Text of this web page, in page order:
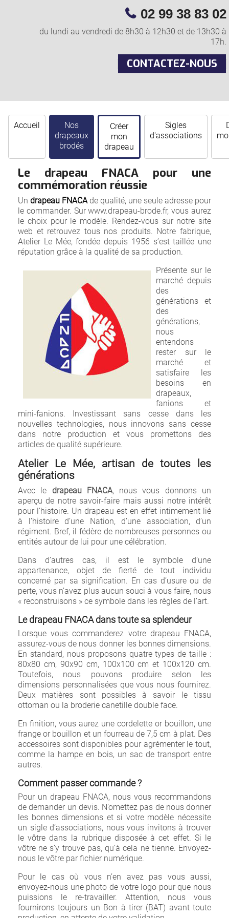
02 99 38 83 02
du lundi au vendredi de 8h30 à 12h30 et de 13h30 à
17h.
CONTACTEZ-NOUS
Accueil
Nos
drapeaux
brodés
Créer
mon
drapeau
Sigles
d'associations
Le drapeau FNACA pour une
commémoration réussie
Un drapeau FNACAde qualité, une seule adresse pour
le commander. Sur www.drapeau-brode.fr, vous aurez
le choix pour le modèle. Rendez-vous sur notre site
web et retrouvez tous nos produits. Notre fabrique,
Atelier Le Mée, fondée depuis 1956 s’est taillée une
réputation grâce à la qualité de sa production.
Présente sur le
marché depuis
des
générations et
des
générations,
nous
entendons
rester sur le
marché et
satisfaire les
besoins en
drapeaux,
fanions et
mini-fanions. Investissant sans cesse dans les
nouvelles technologies, nous innovons sans cesse
dans notre production et vous promettons des
articles de qualité supérieure.
Atelier Le Mée, artisan de toutes les
générations
Avec le drapeau FNACA, nous vous donnons un
aperçu de notre savoir-faire mais aussi notre intérêt
pour l’histoire. Un drapeau est en effet intimement lié
à l’histoire d’une Nation, d’une association, d’un
régiment. Bref, il fédère de nombreuses personnes ou
entités autour de lui pour une célébration.
Dans d’autres cas, il est le symbole d’une
appartenance, objet de fierté de tout individu
concerné par sa signification. En cas d’usure ou de
perte, vous n’avez plus aucun souci à vous faire, nous
« reconstruisons » ce symbole dans les règles de l’art.
Le drapeau FNACA dans toute sa splendeur
Lorsque vous commanderez votre drapeau FNACA,
assurez-vous de nous donner les bonnes dimensions.
En standard, nous proposons quatre types de taille :
80x80 cm, 90x90 cm, 100x100 cm et 100x120 cm.
Toutefois, nous pouvons produire selon les
dimensions personnalisées que vous nous fournirez.
Deux matières sont possibles à savoir le tissu
ottoman ou la broderie canetille double face.
En finition, vous aurez une cordelette or bouillon, une
frange or bouillon et un fourreau de 7,5 cm à plat. Des
accessoires sont disponibles pour agrémenter le tout,
comme la hampe en bois, un sac de transport entre
autres.
Comment passer commande ?
Pour un drapeau FNACA, nous vous recommandons
de demander un devis. N’omettez pas de nous donner
les bonnes dimensions et si votre modèle nécessite
un sigle d’associations, nous vous invitons à trouver
le vôtre dans la rubrique disposée à cet effet. Si le
vôtre ne s’y trouve pas, qu’à cela ne tienne. Envoyez-
nous le vôtre par fichier numérique.
Pour le cas où vous n’en avez pas vous aussi,
envoyez-nous une photo de votre logo pour que nous
puissions le re-travailler. Attention, nous vous
fournirons toujours un Bon à tirer (BAT) avant toute